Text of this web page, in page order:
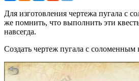
Для изготовления чертежа пугала с
же помнить, что выполнить эти
навсегда.
Создать чертеж пугала с